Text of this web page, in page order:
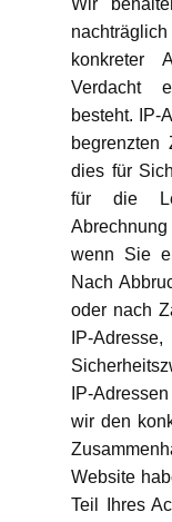
Wir
konkreter
Verdacht
besteht. IP-
begrenzten
dies für
für die
wenn Sie
Nach
oder nach
IP-
IP-
wir den
Website
Teil Ihres